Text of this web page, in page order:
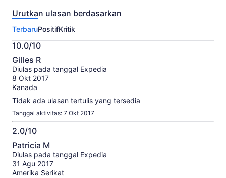
untuk
ini.
Informasi
lebih
lanjut
tentang
ulasan
terverifikasi
Urutkan ulasan berdasarkan
TerbaruPositifKritik
10.0/10
10.0
dari
10
Gilles R
Diulas pada tanggal Expedia
8 Okt 2017
Kanada
Tidak ada ulasan tertulis yang tersedia
Tanggal aktivitas: 7 Okt 2017
2.0/10
2.0
dari
10
Patricia M
Diulas pada tanggal Expedia
31 Agu 2017
Amerika Serikat